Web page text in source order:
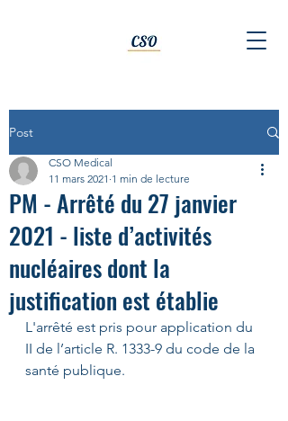
Post
PM - Arrêté du 27 janvier
2021 - liste d’activités
nucléaires dont la
justification est établie
CSO Medical
11 mars 2021 1 min de lecture
L'arrêté est pris pour application du
II de l’article R. 1333-9 du code de la
santé publique.